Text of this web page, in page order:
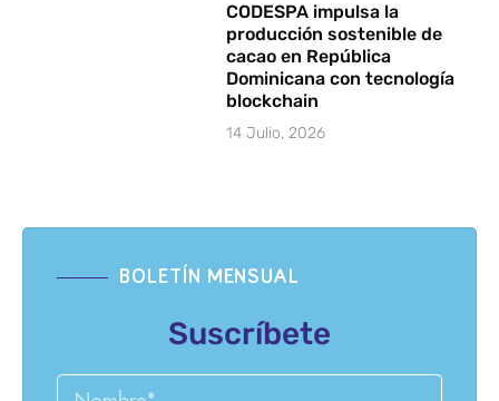
CODESPA impulsa la
producción sostenible de
cacao en República
Dominicana con tecnología
blockchain
14 Julio, 2026
BOLETÍN MENSUAL
Suscríbete